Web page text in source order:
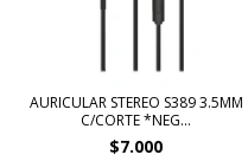
AURICULAR STEREO S389 3.5MM
C/CORTE *NEG...
$7.000